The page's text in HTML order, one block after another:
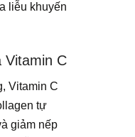
liễu khuyến
C
Vitamin C
tự
giảm nếp